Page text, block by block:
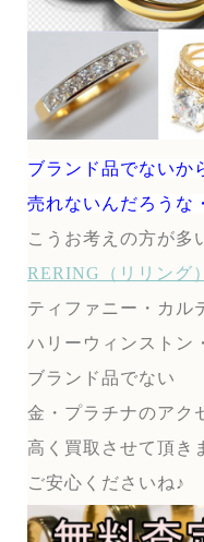
ブランド品でないか
売れないんだろうな
こうお考えの方が多
RERING（リリング）
ティファニー・カ
ハリーウィンスト
ブランド品でない
金・プラチナのアク
高く買取させて頂き
ご安心くださいね♪